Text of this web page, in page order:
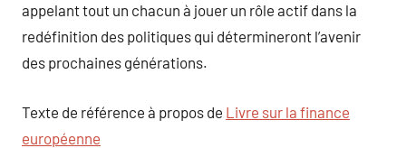
appelant tout un chacun à jouer un rôle actif dans la
redéfinition des politiques qui détermineront l’avenir
des prochaines générations.
Texte de référence à propos de Livre sur la finance
européenne